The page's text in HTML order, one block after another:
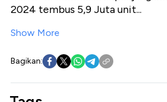
2024 tembus 5,9 Juta unit...
Show More
Bagikan: